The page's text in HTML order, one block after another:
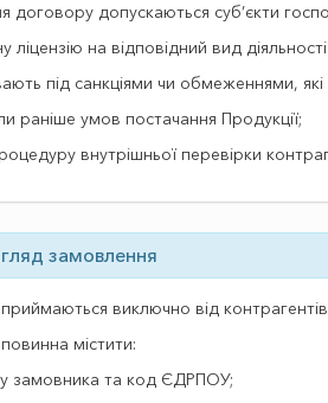
договору допускаються суб’єкти
ліцензію на відповідний вид
під санкціями чи обмеженнями,
раніше умов постачання Продукції;
внутрішньої перевірки
замовлення
виключно від
містити:
замовника та код ЄДРПОУ;